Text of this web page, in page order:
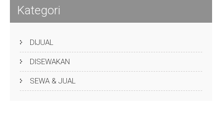
Kategori
DIJUAL
DISEWAKAN
SEWA & JUAL